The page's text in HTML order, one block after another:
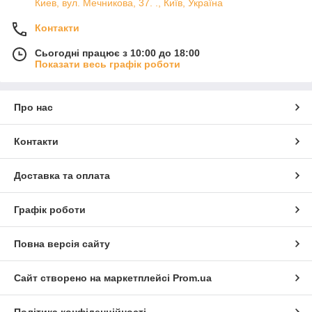
Киев, вул. Мечникова, 37. ., Київ, Україна
Контакти
Сьогодні працює з 10:00 до 18:00
Показати весь графік роботи
Про нас
Контакти
Доставка та оплата
Графік роботи
Повна версія сайту
Сайт створено на маркетплейсі Prom.ua